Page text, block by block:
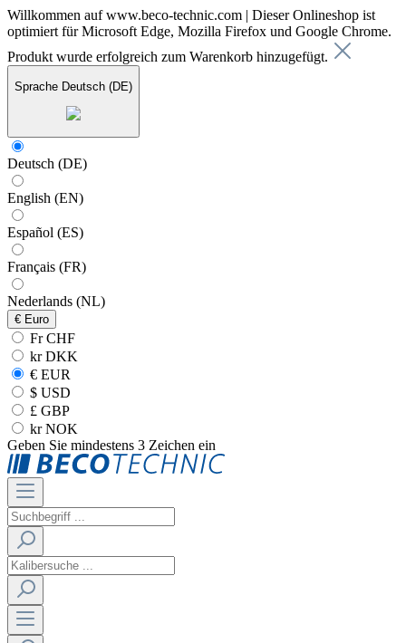
Willkommen auf www.beco-technic.com | Dieser Onlineshop ist
optimiert für Microsoft Edge, Mozilla Firefox und Google Chrome.
Produkt wurde erfolgreich zum Warenkorb hinzugefügt.
Sprache Deutsch (DE)
Deutsch (DE)
English (EN)
Español (ES)
Français (FR)
Nederlands (NL)
€ Euro
Fr CHF
kr DKK
€ EUR
$ USD
£ GBP
kr NOK
Geben Sie mindestens 3 Zeichen ein